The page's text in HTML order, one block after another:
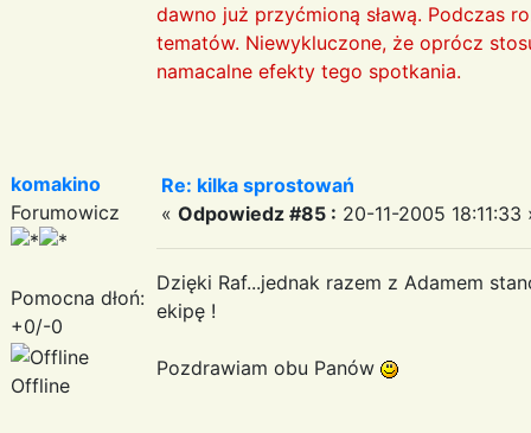
dawno już przyćmioną sławą. Podczas
tematów. Niewykluczone, że oprócz
namacalne efekty tego spotkania.
komakino
Forumowicz
Pomocna dłoń:
+0/-0
Offline
Re: kilka sprostowań
« Odpowiedz #85 : 20-11-2005 18:11:33
Dzięki Raf...jednak razem z Adamem
ekipę !
Pozdrawiam obu Panów